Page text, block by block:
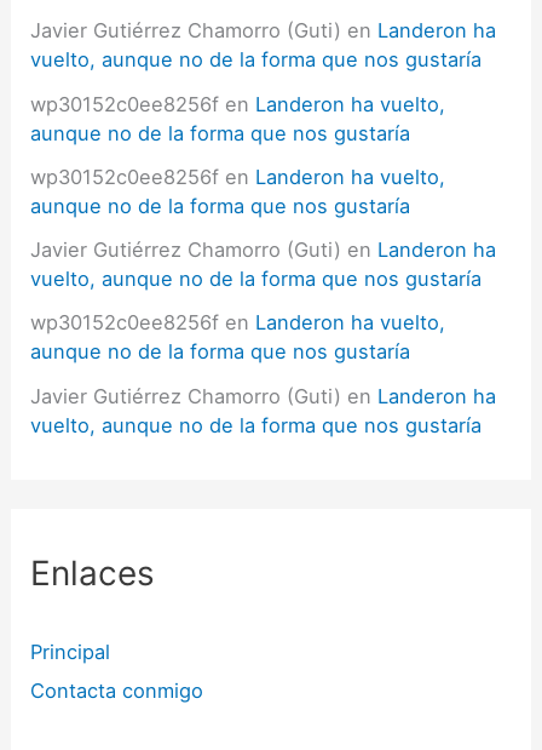
Javier Gutiérrez Chamorro (Guti) en Landeron ha
vuelto, aunque no de la forma que nos gustaría
wp30152c0ee8256f en Landeron ha vuelto,
aunque no de la forma que nos gustaría
wp30152c0ee8256f en Landeron ha vuelto,
aunque no de la forma que nos gustaría
Javier Gutiérrez Chamorro (Guti) en Landeron ha
vuelto, aunque no de la forma que nos gustaría
wp30152c0ee8256f en Landeron ha vuelto,
aunque no de la forma que nos gustaría
Javier Gutiérrez Chamorro (Guti) en Landeron ha
vuelto, aunque no de la forma que nos gustaría
Enlaces
Principal
Contacta conmigo